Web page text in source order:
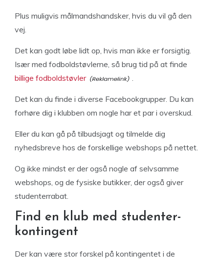
Plus muligvis målmandshandsker, hvis du vil gå den
vej.
Det kan godt løbe lidt op, hvis man ikke er forsigtig.
Især med fodboldstøvlerne, så brug tid på at finde
billige fodboldstøvler
.
Det kan du finde i diverse Facebookgrupper. Du kan
forhøre dig i klubben om nogle har et par i overskud.
Eller du kan gå på tilbudsjagt og tilmelde dig
nyhedsbreve hos de forskellige webshops på nettet.
Og ikke mindst er der også nogle af selvsamme
webshops, og de fysiske butikker, der også giver
studenterrabat.
Find en klub med studenter-
kontingent
Der kan være stor forskel på kontingentet i de